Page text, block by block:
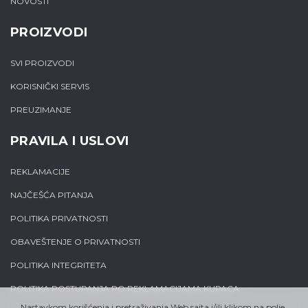
PROIZVODI
SVI PROIZVODI
KORISNIČKI SERVIS
PREUZIMANJE
PRAVILA I USLOVI
REKLAMACIJE
NAJČEŠĆA PITANJA
POLITIKA PRIVATNOSTI
OBAVEŠTENJE O PRIVATNOSTI
POLITIKA INTEGRITETA
POLITIKA POSTUPANJA PO REKLAMACIJAMA KUPACA